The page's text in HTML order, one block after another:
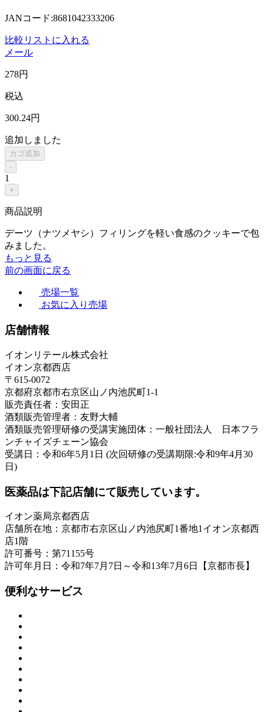
JANコード:8681042333206
比較リストに入れる
メール
278円
税込
300.24円
追加しました
カゴ追加
-
1
+
商品説明
デーツ（ナツメヤシ）フィリングを軽い食感のクッキーで包
みました。
もっと見る
前の画面に戻る
売場一覧
お気に入り売場
店舗情報
イオンリテール株式会社
イオン京都西店
〒615-0072
京都府京都市右京区山ノ内池尻町1-1
販売責任者：安田正
酒類販売管理者：友野大輔
酒類販売管理研修の受講実施団体：一般社団法人 日本フラ
ンチャイズチェーン協会
受講日：令和6年5月1日 (次回研修の受講期限:令和9年4月30
日)
医薬品は下記店舗にて販売しています。
イオン薬局京都西店
店舗所在地：京都市右京区山ノ内池尻町1番地1イオン京都西
店1階
許可番号：第71155号
許可年月日：令和7年7月7日～令和13年7月6日【京都市長】
便利なサービス